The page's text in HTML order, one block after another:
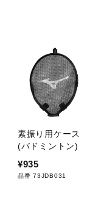
素振り用ケース
(バドミントン)
¥935
品番 73JDB031